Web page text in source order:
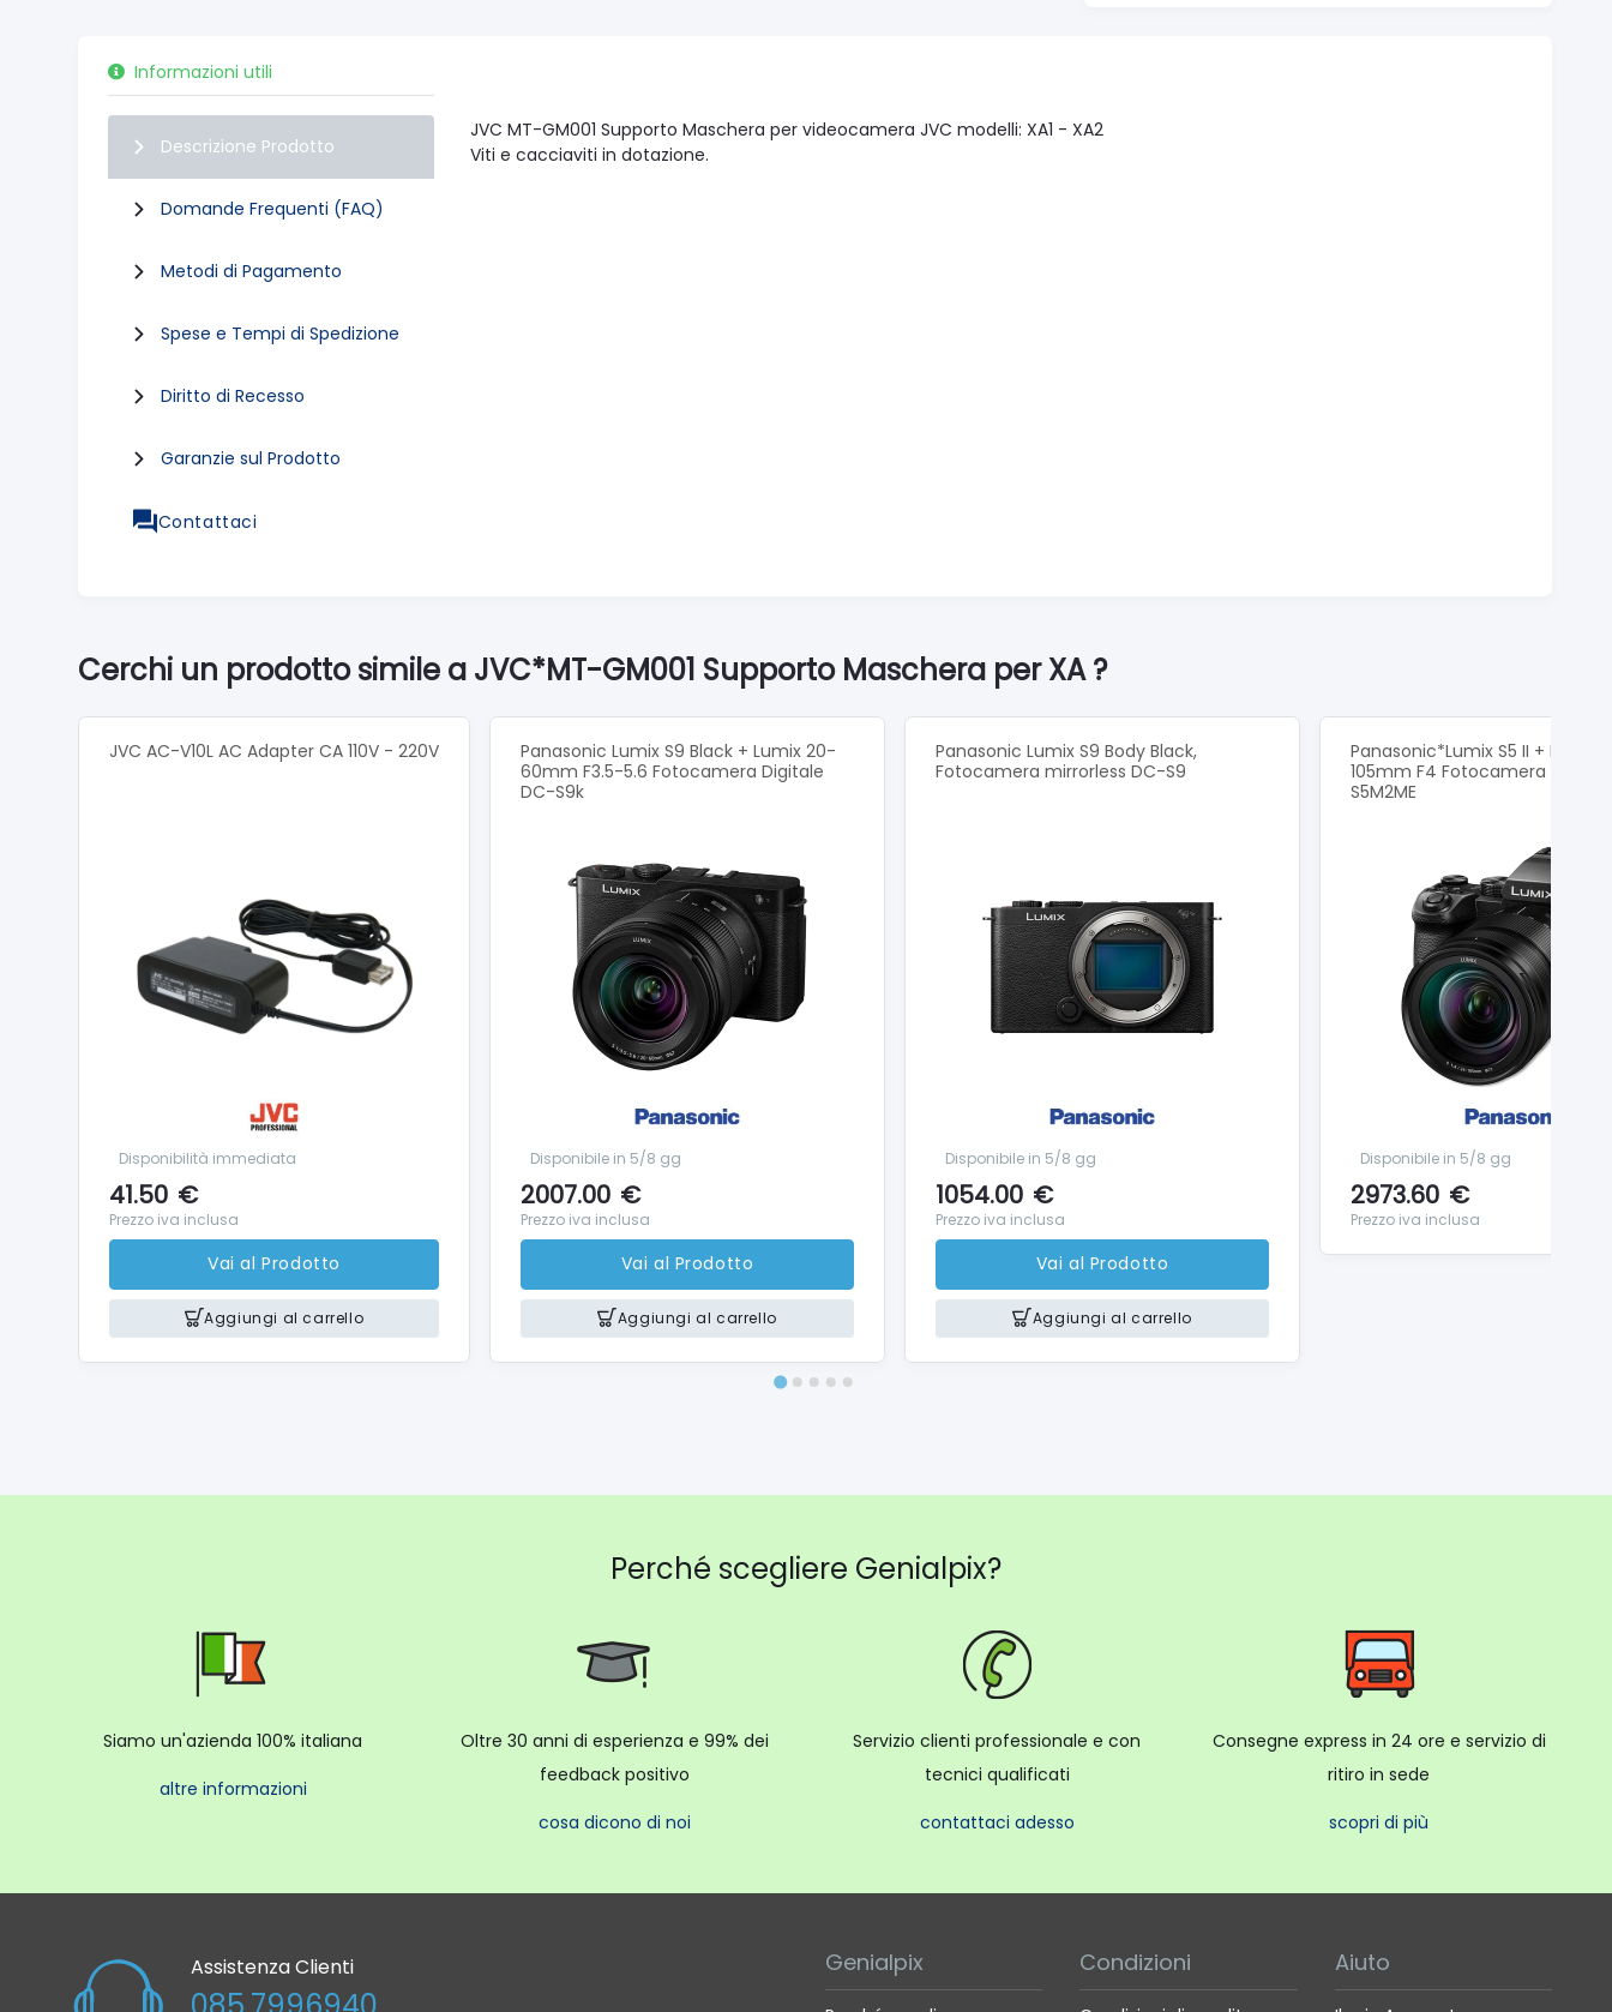
Informazioni utili
Descrizione Prodotto
Domande Frequenti (FAQ)
Metodi di Pagamento
Spese e Tempi di Spedizione
Diritto di Recesso
Garanzie sul Prodotto
Contattaci
JVC MT-GM001 Supporto Maschera per videocamera JVC modelli: XA1 - XA2
Viti e cacciaviti in dotazione.
Cerchi un prodotto simile a JVC*MT-GM001 Supporto Maschera per XA ?
JVC AC-V10L AC Adapter CA 110V - 220V
Disponibilità immediata
41.50 €
Prezzo iva inclusa
Vai al Prodotto
Aggiungi al carrello
Panasonic Lumix S9 Black + Lumix 20-
60mm F3.5-5.6 Fotocamera Digitale
DC-S9k
Disponibile in 5/8 gg
2007.00 €
Prezzo iva inclusa
Vai al Prodotto
Aggiungi al carrello
Panasonic Lumix S9 Body Black,
Fotocamera mirrorless DC-S9
Disponibile in 5/8 gg
1054.00 €
Prezzo iva inclusa
Vai al Prodotto
Aggiungi al carrello
Panasonic*Lumix S5 II + Lumix
105mm F4 Fotocamera
S5M2ME
Disponibile in 5/8 gg
2973.60 €
Prezzo iva inclusa
Perché scegliere Genialpix?
Siamo un'azienda 100% italiana
altre informazioni
Oltre 30 anni di esperienza e 99% dei
feedback positivo
cosa dicono di noi
Servizio clienti professionale e con
tecnici qualificati
contattaci adesso
Consegne express in 24 ore e servizio di
ritiro in sede
scopri di più
Assistenza Clienti Genialpix Condizioni Aiuto